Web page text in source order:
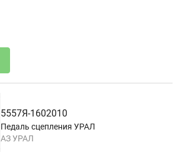
5557Я-1602010
Педаль сцепления УРАЛ
АЗ УРАЛ